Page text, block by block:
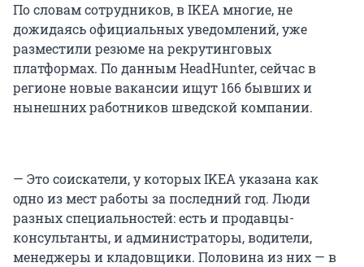
По словам сотрудников, в IKEA многие, не
дожидаясь официальных уведомлений, уже
разместили резюме на рекрутинговых
платформах. По данным HeadHunter, сейчас в
регионе новые вакансии ищут 166 бывших и
нынешних работников шведской компании.
— Это соискатели, у которых IKEA указана как
одно из мест работы за последний год. Люди
разных специальностей: есть и продавцы-
консультанты, и администраторы, водители,
менеджеры и кладовщики. Половина из них — в